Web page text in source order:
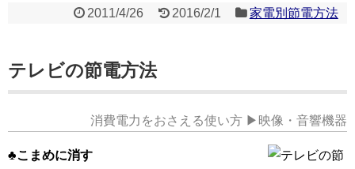
2011/4/26 2016/2/1 家電別節電方法
テレビの節電方法
消費電力をおさえる使い方 ▶映像・音響機器
♣こまめに消す